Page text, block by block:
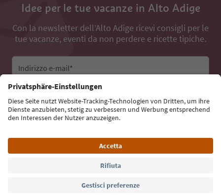
Idee per le tue vacanze in Alto Adige
Con la newsletter dell’Alto Adige ricevi consigli per le
tue vacanze, eventi da non perdere e ricette tipiche.
Indirizzo e-mail*
Iscriviti alla newsletter